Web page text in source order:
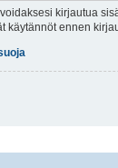
kirjautua
käytännöt ennen